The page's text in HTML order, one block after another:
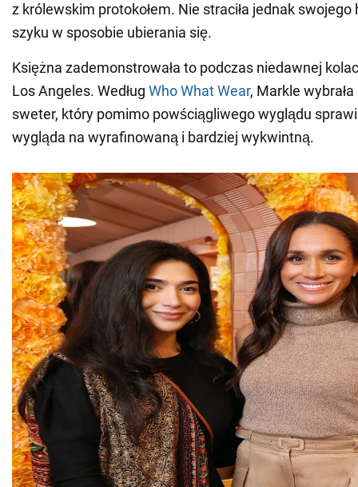
z królewskim protokołem. Nie straciła jednak
szyku w sposobie ubierania się.
Księżna zademonstrowała to podczas niedawnej
Los Angeles. Według Who What Wear, Markle
sweter, który pomimo powściągliwego wyglądu
wygląda na wyrafinowaną i bardziej wykwintną.